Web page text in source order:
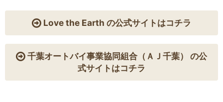
Love the Earth の公式サイトはコチラ
千葉オートバイ事業協同組合（ＡＪ千葉） の公
式サイトはコチラ